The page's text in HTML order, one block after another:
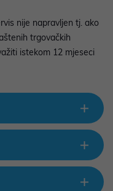
nije napravljen tj. ako
trgovačkih
istekom 12 mjeseci